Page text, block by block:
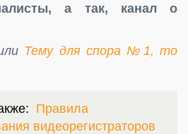
а так, канал о
Тему для спора №1, то
Правила
видеорегистраторов